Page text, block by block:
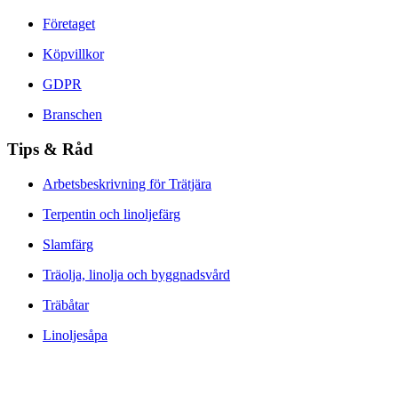
Företaget
Köpvillkor
GDPR
Branschen
Tips & Råd
Arbetsbeskrivning för Trätjära
Terpentin och linoljefärg
Slamfärg
Träolja, linolja och byggnadsvård
Träbåtar
Linoljesåpa